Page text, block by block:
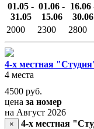
01.05 -
31.05
01.06 -
15.06
16.06
30.06
2000
2300 2800
4-х местная
4 места
4500 руб.
цена за номер
на Август 2026
×
4-х местная